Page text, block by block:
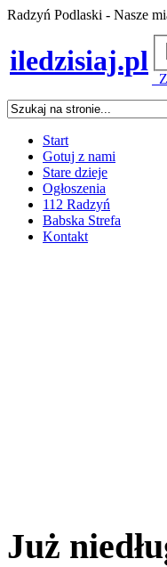
Radzyń Podlaski - Nasze
iledzisiaj.pl
Start
Gotuj z nami
Stare dzieje
Ogłoszenia
112 Radzyń
Babska Strefa
Kontakt
Już